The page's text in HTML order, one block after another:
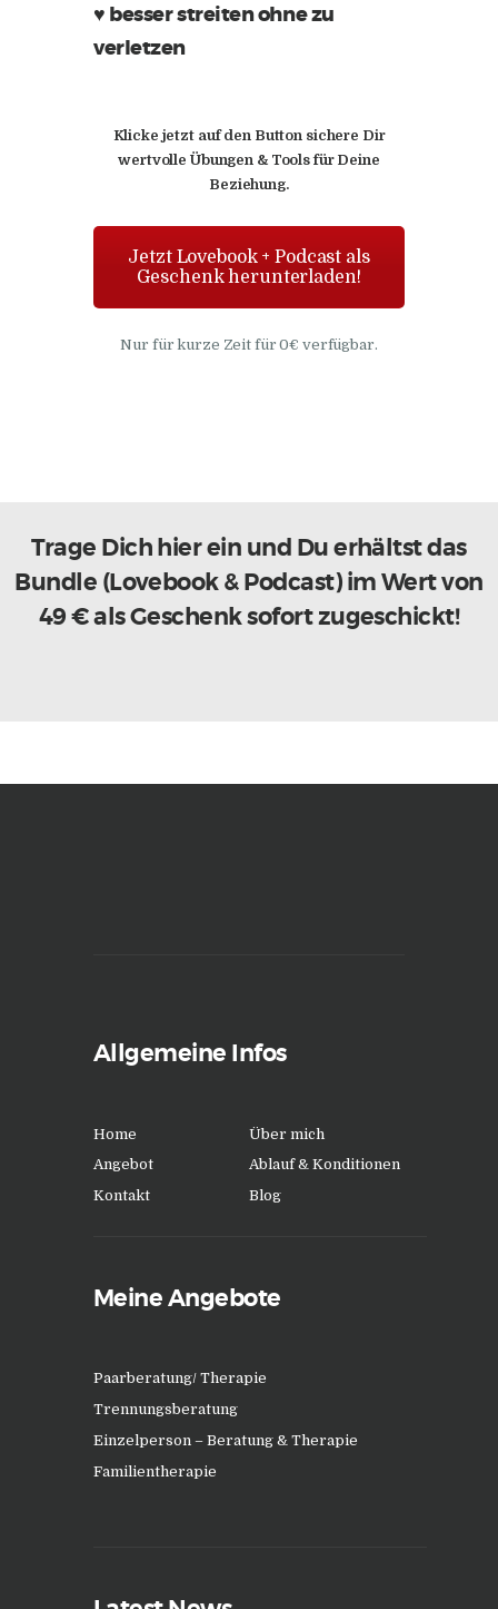
♥ besser streiten ohne zu
verletzen
Klicke jetzt auf den Button sichere Dir
wertvolle Übungen & Tools für Deine
Beziehung.
Jetzt Lovebook + Podcast als
Geschenk herunterladen!
Nur für kurze Zeit für 0€ verfügbar.
Trage Dich hier ein und Du erhältst das
Bundle (Lovebook & Podcast) im Wert von
49 € als Geschenk sofort zugeschickt!
Allgemeine Infos
Home
Über mich
Angebot
Ablauf & Konditionen
Kontakt
Blog
Meine Angebote
Paarberatung/ Therapie
Trennungsberatung
Einzelperson – Beratung & Therapie
Familientherapie